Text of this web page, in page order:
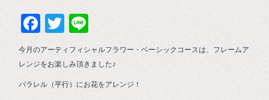
Facebook
Twitter
今月のアーティフィシャルフラワー・ベーシックコースは、フレームア
レンジをお楽しみ頂きました♪
パラレル（平行）にお花をアレンジ！